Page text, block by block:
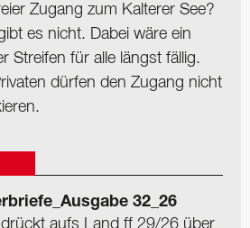
Zugang zum Kalterer See?
es nicht. Dabei wäre ein
Streifen für alle längst fällig.
dürfen den Zugang nicht
32_26
aufs Land ff 29/26 über